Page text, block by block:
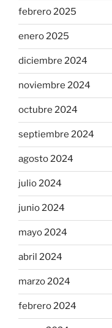
febrero 2025
enero 2025
diciembre 2024
noviembre 2024
octubre 2024
septiembre 2024
agosto 2024
julio 2024
junio 2024
mayo 2024
abril 2024
marzo 2024
febrero 2024